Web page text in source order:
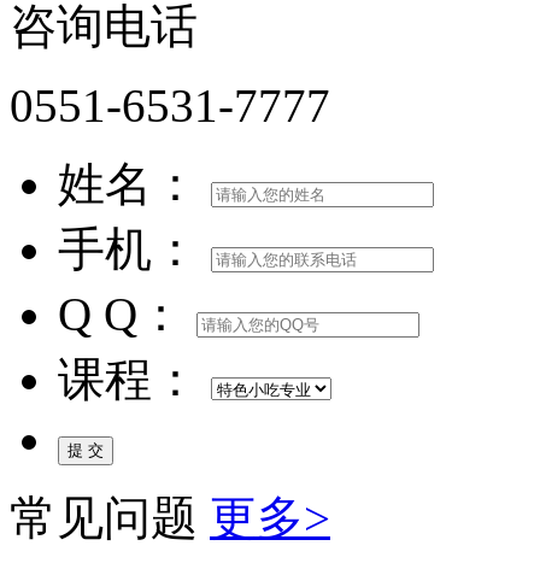
咨询电话
0551-6531-7777
姓名：
手机：
Q Q：
课程：
常见问题 更多>